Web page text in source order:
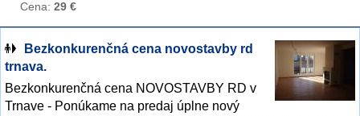
Cena: 29 €
Bezkonkurenčná cena novostavby rd
trnava.
Bezkonkurenčná cena NOVOSTAVBY RD v
Trnave - Ponúkame na predaj úplne nový